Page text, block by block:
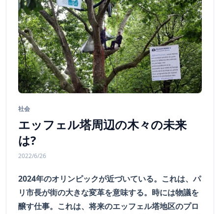
社会
エッフェル塔周辺の木々の未来
は?
2022/6/26
2024年のオリンピックが近づいている。これは、パ
リ市長が街の大きな変革を意味する。時には物議を
醸す仕事。これは、将来のエッフェル塔地区のプロ